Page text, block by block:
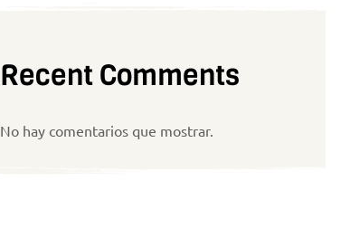
Recent Comments
No hay comentarios que mostrar.